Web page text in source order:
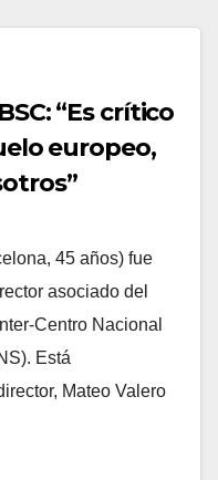
“Es crítico
europeo,
45 años) fue
asociado del
Centro Nacional
Está
Mateo Valero